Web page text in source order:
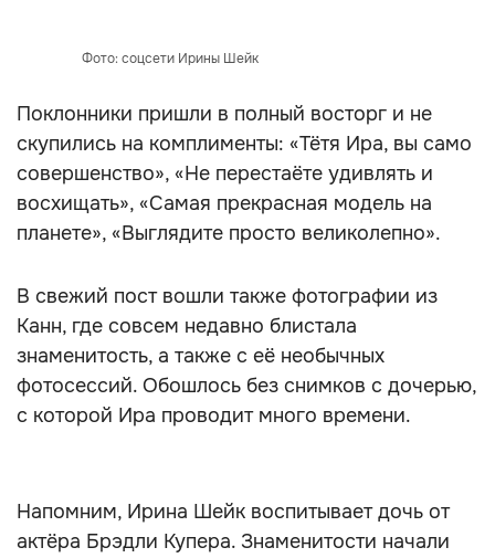
Фото: соцсети Ирины Шейк
Поклонники пришли в полный восторг и не
скупились на комплименты: «Тётя Ира, вы само
совершенство», «Не перестаёте удивлять и
восхищать», «Самая прекрасная модель на
планете», «Выглядите просто великолепно».
В свежий пост вошли также фотографии из
Канн, где совсем недавно блистала
знаменитость, а также с её необычных
фотосессий. Обошлось без снимков с дочерью,
с которой Ира проводит много времени.
Напомним, Ирина Шейк воспитывает дочь от
актёра Брэдли Купера. Знаменитости начали